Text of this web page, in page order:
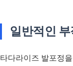
일반적인
타다라이즈 발포정